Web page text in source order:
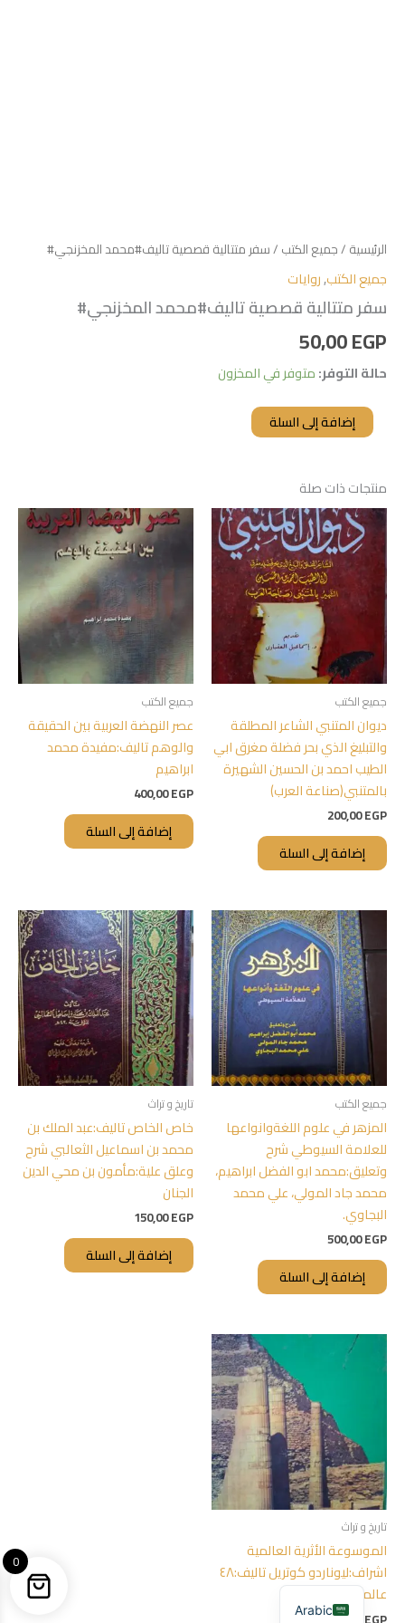
الرئيسية /جميع الكتب / سفر متتالية قصصية تاليف#محمد المخزنجي#
جميع الكتب,روايات
سفر متتالية قصصية تاليف#محمد المخزنجي#
50,00EGP
حالة التوفر:متوفر في المخزون
إضافة إلى السلة
منتجات ذات صلة
جميع الكتب
ديوان المتنبي الشاعر المطلقة
والتبليغ الذي بحر فضلة مغرق ابي
الطيب احمد بن الحسين الشهيرة
بالمتنبي(صناعة العرب)
200,00EGP
إضافة إلى السلة
جميع الكتب
عصر النهضة العربية بين الحقيقة
والوهم تاليف:مفيدة محمد
ابراهيم
400,00EGP
إضافة إلى السلة
جميع الكتب
المزهر في علوم اللغةوانواعها
للعلامة السيوطي شرح
وتعليق:محمد ابو الفضل ابراهيم،
محمد جاد المولي، علي محمد
البجاوي.
500,00EGP
إضافة إلى السلة
تاريخ و تراث
خاص الخاص تاليف:عبد الملك بن
محمد بن اسماعيل الثعالبي شرح
وعلق علية:مأمون بن محي الدين
الجنان
150,00EGP
إضافة إلى السلة
تاريخ و تراث
الموسوعة الأثرية العالمية
اشراف:ليوناردو كوتريل تاليف:٤٨
عالما اثريا
0
Arabic